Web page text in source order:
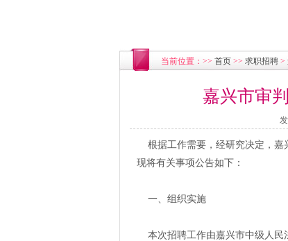
当前位置：>> 首页 >> 求职招聘 >
嘉兴市审
根据工作需要，经研究决定，嘉
现将有关事项公告如下：
一、组织实施
本次招聘工作由嘉兴市中级人民